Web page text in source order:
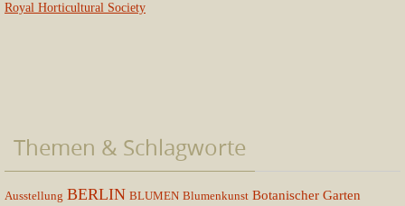
Royal Horticultural Society
Themen & Schlagworte
Ausstellung BERLIN BLUMEN Blumenkunst Botanischer Garten